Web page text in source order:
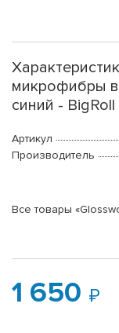
микрофибры в
синий - BigRoll
Артикул
Производитель
Все товары
1 650